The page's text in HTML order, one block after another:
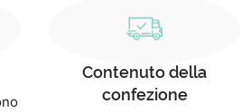
Contenuto della
confezione